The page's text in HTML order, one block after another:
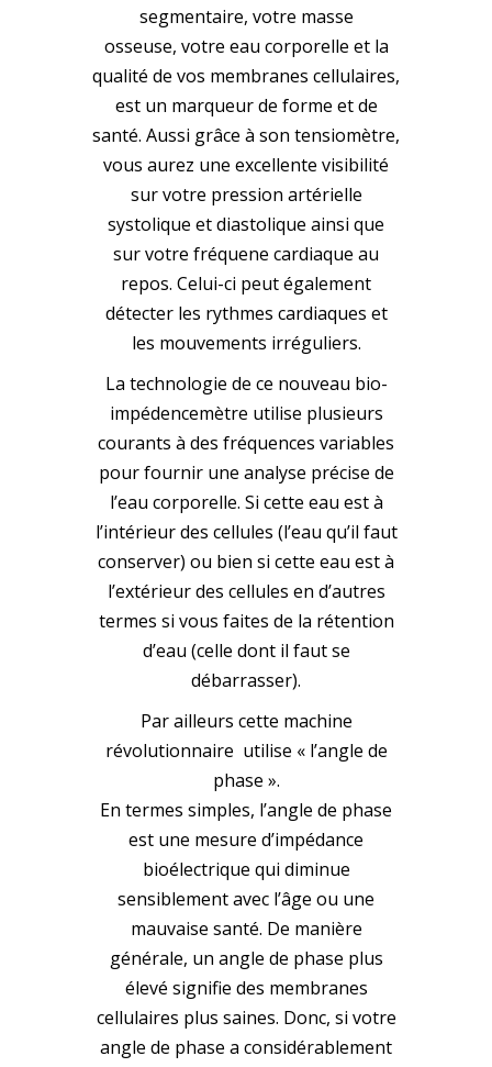
segmentaire, votre masse
osseuse, votre eau corporelle et la
qualité de vos membranes cellulaires,
est un marqueur de forme et de
santé. Aussi grâce à son tensiomètre,
vous aurez une excellente visibilité
sur votre pression artérielle
systolique et diastolique ainsi que
sur votre fréquene cardiaque au
repos. Celui-ci peut également
détecter les rythmes cardiaques et
les mouvements irréguliers.
La technologie de ce nouveau bio-
impédencemètre utilise plusieurs
courants à des fréquences variables
pour fournir une analyse précise de
l’eau corporelle. Si cette eau est à
l’intérieur des cellules (l’eau qu’il faut
conserver) ou bien si cette eau est à
l’extérieur des cellules en d’autres
termes si vous faites de la rétention
d’eau (celle dont il faut se
débarrasser).
Par ailleurs cette machine
révolutionnaire utilise « l’angle de
phase ».
En termes simples, l’angle de phase
est une mesure d’impédance
bioélectrique qui diminue
sensiblement avec l’âge ou une
mauvaise santé. De manière
générale, un angle de phase plus
élevé signifie des membranes
cellulaires plus saines. Donc, si votre
angle de phase a considérablement